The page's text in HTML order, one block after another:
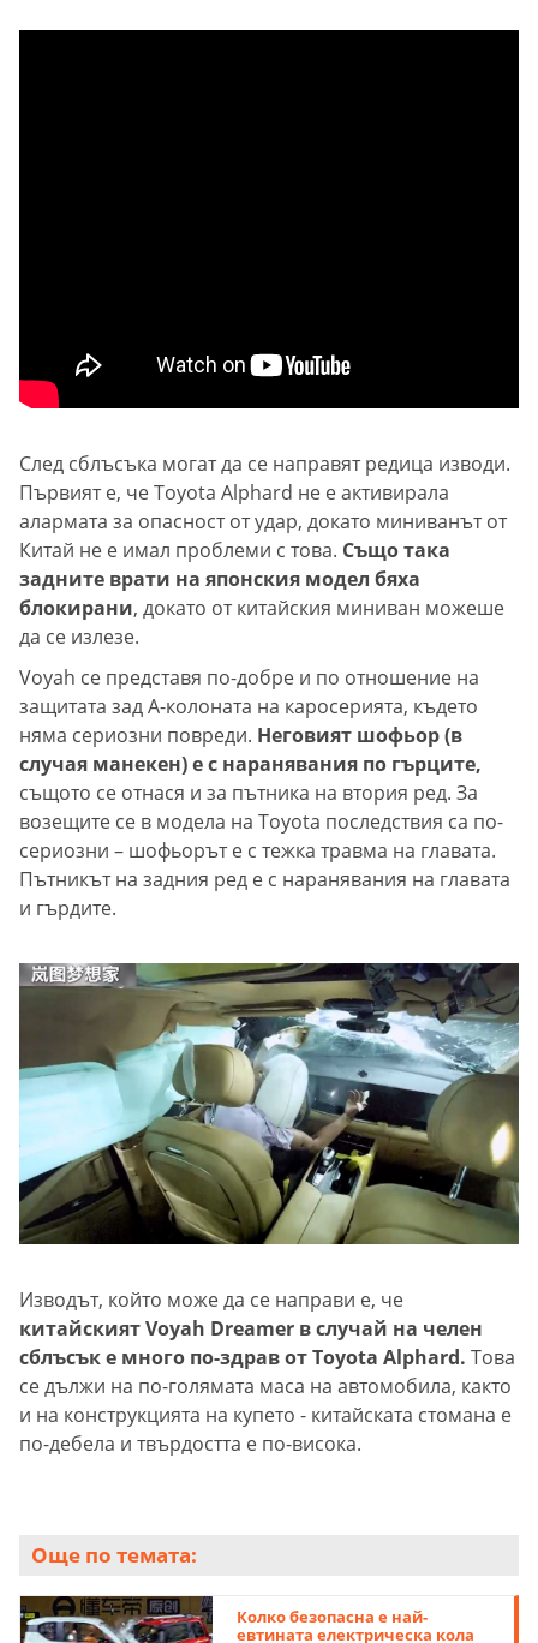
След сблъсъка могат да се направят редица изводи.
Първият е, че Toyota Alphard не е активирала
алармата за опасност от удар, докато миниванът от
Китай не е имал проблеми с това. Също така
задните врати на японския модел бяха
блокирани, докато от китайския миниван можеше
да се излезе.
Voyah се представя по-добре и по отношение на
защитата зад А-колоната на каросерията, където
няма сериозни повреди. Неговият шофьор (в
случая манекен) е с наранявания по гърците,
същото се отнася и за пътника на втория ред. За
возещите се в модела на Toyota последствия са по-
сериозни – шофьорът е с тежка травма на главата.
Пътникът на задния ред е с наранявания на главата
и гърдите.
Изводът, който може да се направи е, че
китайският Voyah Dreamer в случай на челен
сблъсък е много по-здрав от Toyota Alphard. Това
се дължи на по-голямата маса на автомобила, както
и на конструкцията на купето - китайската стомана е
по-дебела и твърдостта е по-висока.
Още по темата:
Колко безопасна е най-
евтината електрическа кола